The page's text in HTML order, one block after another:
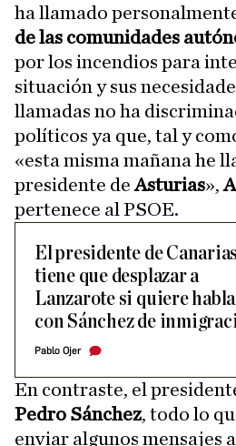
ha llamado
de las comunidades
por los incendios para
situación y sus
llamadas no ha
políticos ya que, tal y
«esta misma mañana he
presidente deAsturias»,
pertenece al PSOE.
El presidente de
tiene que desplazar a
Lanzarote si quiere
con Sánchez de
Pablo Ojer
En contraste, el
Pedro Sánchez, todo lo
enviar algunos mensajes